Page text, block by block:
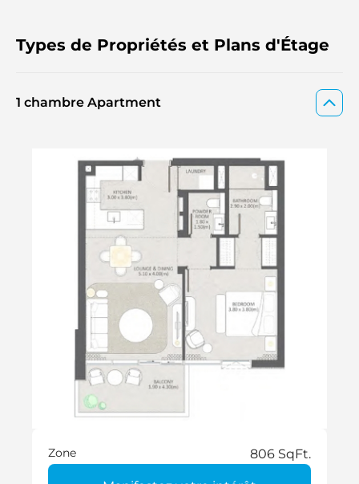
Types de Propriétés et Plans d'Étage
1 chambre Apartment
Zone 806 SqFt.